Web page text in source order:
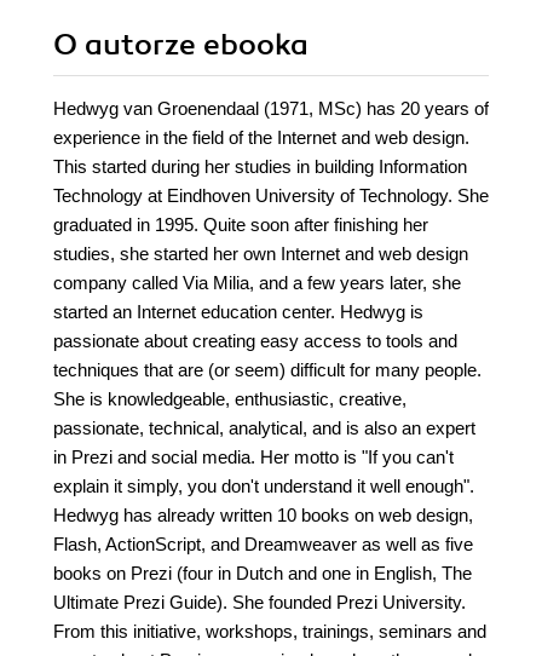
O autorze ebooka
Hedwyg van Groenendaal (1971, MSc) has 20 years of
experience in the field of the Internet and web design.
This started during her studies in building Information
Technology at Eindhoven University of Technology. She
graduated in 1995. Quite soon after finishing her
studies, she started her own Internet and web design
company called Via Milia, and a few years later, she
started an Internet education center. Hedwyg is
passionate about creating easy access to tools and
techniques that are (or seem) difficult for many people.
She is knowledgeable, enthusiastic, creative,
passionate, technical, analytical, and is also an expert
in Prezi and social media. Her motto is "If you can't
explain it simply, you don't understand it well enough".
Hedwyg has already written 10 books on web design,
Flash, ActionScript, and Dreamweaver as well as five
books on Prezi (four in Dutch and one in English, The
Ultimate Prezi Guide). She founded Prezi University.
From this initiative, workshops, trainings, seminars and